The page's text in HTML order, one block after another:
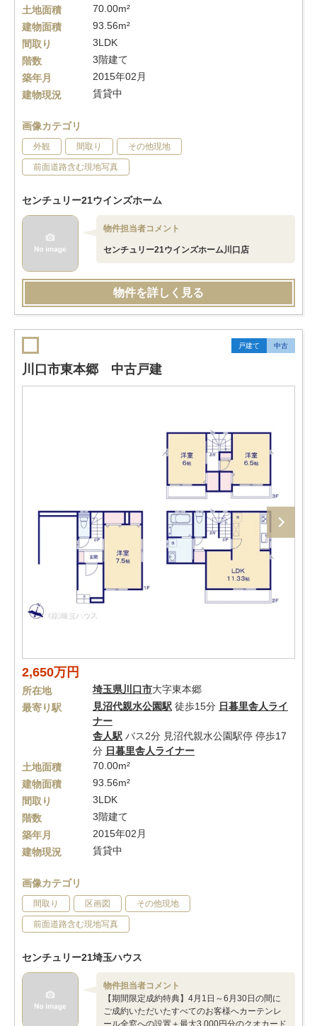
土地面積
70.00m²
建物面積
93.56m²
間取り
3LDK
階数
3階建て
築年月
2015年02月
建物現況
賃貸中
画像カテゴリ
外観 間取り その他現地
前面道路含む現地写真
センチュリー21ウインズホーム
物件担当者コメント
センチュリー21ウインズホーム川口店
物件を詳しく見る
戸建て 中古
川口市東本郷 中古戸建
2,650万円
所在地 埼玉県川口市大字東本郷
最寄り駅
見沼代親水公園駅 徒歩15分 日暮里舎人ライ
ナー
舎人駅 バス2分 見沼代親水公園駅停 停歩17
分 日暮里舎人ライナー
土地面積
70.00m²
建物面積
93.56m²
間取り
3LDK
階数
3階建て
築年月
2015年02月
建物現況
賃貸中
画像カテゴリ
間取り 区画図 その他現地
前面道路含む現地写真
センチュリー21埼玉ハウス
物件担当者コメント
【期間限定成約特典】4月1日～6月30日の間に
ご成約いただいたすべてのお客様へカーテンレ
ール全窓への設置＋最大3,000円分のクオカード